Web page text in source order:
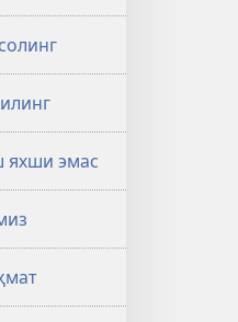
яхши эмас